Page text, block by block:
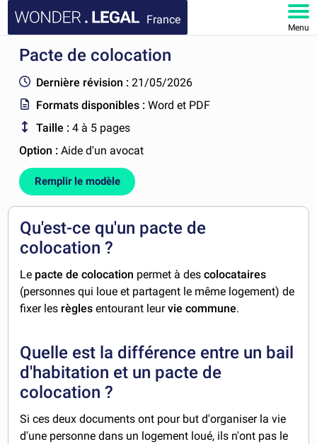
France
Menu
ACCUEIL
DOCUMENTS
FAQ
MON COMPTE
Pacte de colocation
Dernière révision : 21/05/2026
Formats disponibles :Word et PDF
Taille : 4 à 5 pages
Option :Aide d'un avocat
Remplir le modèle
Qu'est-ce qu'un pacte de
colocation ?
Le pacte de colocation permet à des colocataires
(personnes qui loue et partagent le même logement) de
fixer les règlesentourant leurvie commune.
Quelle est la différence entre un bail
d'habitation et un pacte de
colocation ?
Si ces deux documents ont pour but d'organiser la vie
d'une personne dans un logement loué, ils n'ont pas le